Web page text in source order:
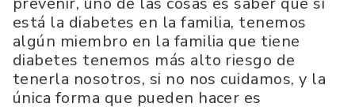
está la diabetes en la familia, tenemos
algún miembro en la familia que tiene
diabetes tenemos más alto riesgo de
tenerla nosotros, si no nos cuidamos, y la
única forma que pueden hacer es